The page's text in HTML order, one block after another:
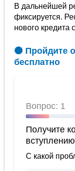
В дальнейшей
фиксируется.
нового
🟠 Пройдите
бесплатно